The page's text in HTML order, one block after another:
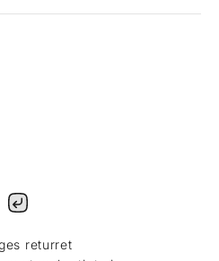
returret